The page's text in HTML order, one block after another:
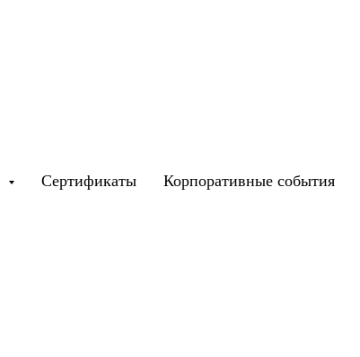
Сертификаты Корпоративные события